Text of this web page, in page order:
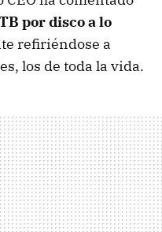
por disco a lo
refiriéndose a
los de toda la vida.